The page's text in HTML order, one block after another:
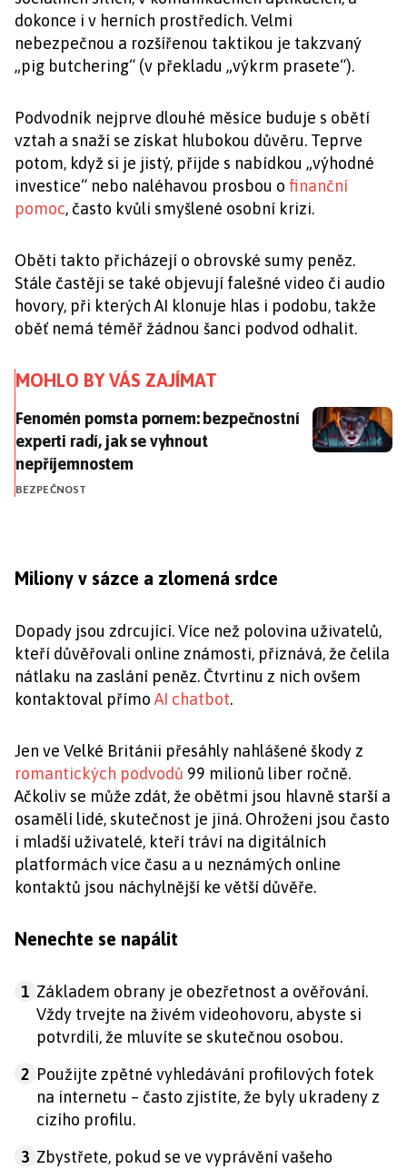
dokonce i v herních prostředích. Velmi
nebezpečnou a rozšířenou taktikou je takzvaný
„pig butchering“ (v překladu „výkrm prasete“).
Podvodník nejprve dlouhé měsíce buduje s obětí
vztah a snaží se získat hlubokou důvěru. Teprve
potom, když si je jistý, přijde s nabídkou „výhodné
investice“ nebo naléhavou prosbou o finanční
pomoc, často kvůli smyšlené osobní krizi.
Oběti takto přicházejí o obrovské sumy peněz.
Stále častěji se také objevují falešné video či audio
hovory, při kterých AI klonuje hlas i podobu, takže
oběť nemá téměř žádnou šanci podvod odhalit.
MOHLO BY VÁS ZAJÍMAT
Fenomén pomsta pornem: bezpečnostní experti
Fenomén pomsta pornem: bezpečnostní
experti radí, jak se vyhnout
nepříjemnostem
BEZPEČNOST
Miliony v sázce a zlomená srdce
Dopady jsou zdrcující. Více než polovina uživatelů,
kteří důvěřovali online známosti, přiznává, že čelila
nátlaku na zaslání peněz. Čtvrtinu z nich ovšem
kontaktoval přímoAI chatbot.
Jen ve Velké Británii přesáhly nahlášené škody z
romantických podvodů 99 milionů liber ročně.
Ačkoliv se může zdát, že obětmi jsou hlavně starší a
osamělí lidé, skutečnost je jiná. Ohroženi jsou často
i mladší uživatelé, kteří tráví na digitálních
platformách více času a u neznámých online
kontaktů jsou náchylnější ke větší důvěře.
Nenechte se napálit
1 Základem obrany je obezřetnost a ověřování.
Vždy trvejte na živém videohovoru, abyste si
potvrdili, že mluvíte se skutečnou osobou.
2 Použijte zpětné vyhledávání profilových fotek
na internetu – často zjistíte, že byly ukradeny z
cizího profilu.
3 Zbystřete, pokud se ve vyprávění vašeho